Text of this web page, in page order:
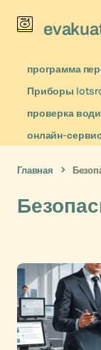
программа
Приборы
проверка
онлайн-
Главная